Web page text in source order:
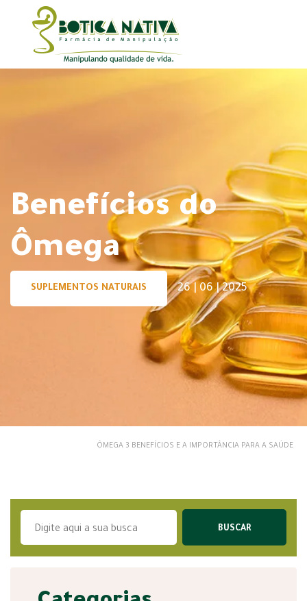
Benefícios do
Ômega
SUPLEMENTOS NATURAIS 26 | 06 | 2025
ÔMEGA 3 BENEFÍCIOS E A IMPORTÂNCIA PARA A SAÚDE